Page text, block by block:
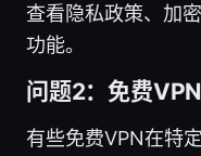
查看隐私政策、加
功能。
问题2：免费
有些免费VPN在特